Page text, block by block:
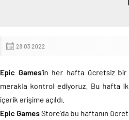
28.03.2022
Epic Games‘in her hafta ücretsiz bir
merakla kontrol ediyoruz. Bu hafta
içerik erişime açıldı.
Epic GamesStore’da bu haftanın